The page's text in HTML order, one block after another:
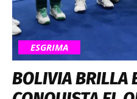
ESGRIMA
BOLIVIA BRILLA